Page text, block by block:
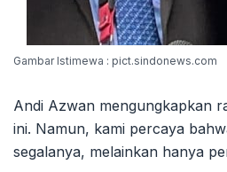
Gambar Istimewa : pict.sindonews.com
Andi Azwan mengungkapkan
ini. Namun, kami percaya
segalanya, melainkan hanya